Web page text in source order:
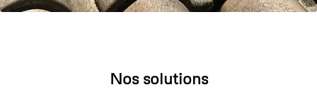
Nos solutions